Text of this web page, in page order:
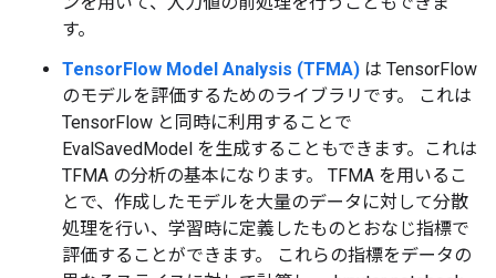
す。
TensorFlow Model Analysis (TFMA) は TensorFlow
のモデルを評価するためのライブラリです。 これは
TensorFlow と同時に利用することで
EvalSavedModel を生成することもできます。これは
TFMA の分析の基本になります。 TFMA を用いるこ
とで、作成したモデルを大量のデータに対して分散
処理を行い、学習時に定義したものとおなじ指標で
評価することができます。 これらの指標をデータの